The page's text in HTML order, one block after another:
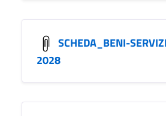
SCHEDA_BENI-
2028